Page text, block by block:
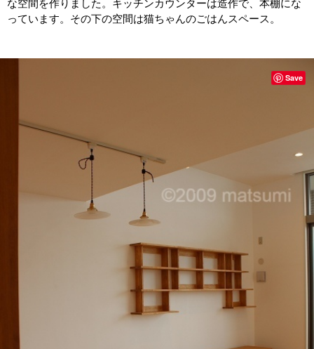
な空間を作りました。キッチンカウンターは造作で、本棚にな
っています。その下の空間は猫ちゃんのごはんスペース。
Save